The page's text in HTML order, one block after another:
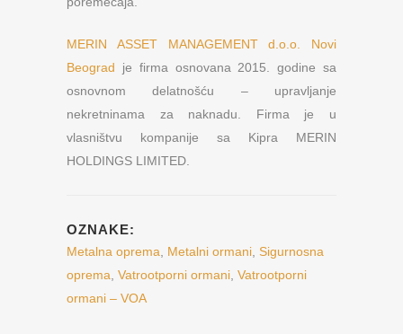
MERIN ASSET MANAGEMENT d.o.o. Novi
Beograd je firma osnovana 2015. godine sa
osnovnom delatnošću – upravljanje
nekretninama za naknadu. Firma je u
vlasništvu kompanije sa Kipra MERIN
HOLDINGS LIMITED.
OZNAKE:
Metalna oprema Metalni ormani Sigurnosna
oprema Vatrootporni ormani Vatrootporni
ormani – VOA